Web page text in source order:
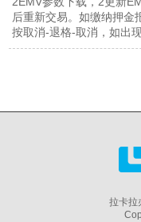
后重新交易。如缴纳押金
按取消-退格-取消，如出现
拉卡拉